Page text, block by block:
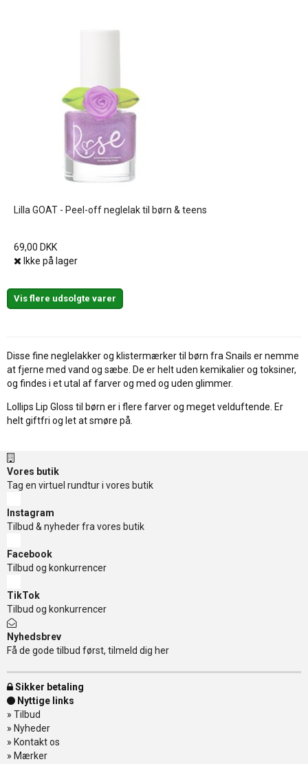
Lilla GOAT - Peel-off neglelak til børn & teens
69,00 DKK
Ikke på lager
Vis flere udsolgte varer
Disse fine neglelakker og klistermærker til børn fra Snails er nemme
at fjerne med vand og sæbe. De er helt uden kemikalier og toksiner,
og findes i et utal af farver og med og uden glimmer.
Lollips Lip Gloss til børn er i flere farver og meget velduftende. Er
helt giftfri og let at smøre på.
Vores butik
Tag en virtuel rundtur i vores butik
Instagram
Tilbud & nyheder fra vores butik
Facebook
Tilbud og konkurrencer
TikTok
Tilbud og konkurrencer
Nyhedsbrev
Få de gode tilbud først, tilmeld dig her
Sikker betaling
Nyttige links
» Tilbud
» Nyheder
» Kontakt os
» Mærker